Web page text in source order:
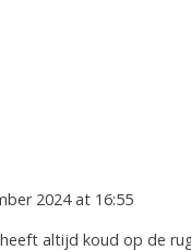
2024 at 16:55
altijd koud op de